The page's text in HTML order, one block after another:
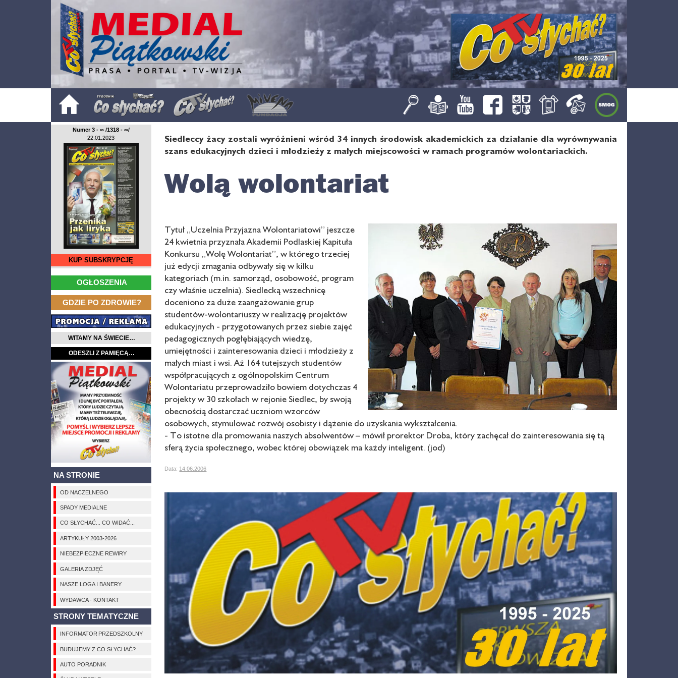
Numer 3 - ∞ /1318 - ∞/
22.01.2023
KUP SUBSKRYPCJĘ
OGŁOSZENIA
GDZIE PO ZDROWIE?
WITAMY NA ŚWIECIE…
ODESZLI Z PAMIĘCĄ…
NA STRONIE
OD NACZELNEGO
SPADY MEDIALNE
CO SŁYCHAĆ... CO WIDAĆ...
ARTYKUŁY 2003-2026
NIEBEZPIECZNE REWIRY
GALERIA ZDJĘĆ
NASZE LOGA I BANERY
WYDAWCA - KONTAKT
STRONY TEMATYCZNE
INFORMATOR PRZEDSZKOLNY
BUDUJEMY Z CO SŁYCHAĆ?
AUTO PORADNIK
Siedleccy żacy zostali wyróżnieni wśród 34 innych środowisk akademickich za działanie dla wyrównywania
szans edukacyjnych dzieci i młodzieży z małych miejscowości w ramach programów wolontariackich.
Wolą wolontariat
Tytuł „Uczelnia Przyjazna Wolontariatowi” jeszcze
24 kwietnia przyznała Akademii Podlaskiej Kapituła
Konkursu „Wolę Wolontariat”, w którego trzeciej
już edycji zmagania odbywały się w kilku
kategoriach (m.in. samorząd, osobowość, program
czy właśnie uczelnia). Siedlecką wszechnicę
doceniono za duże zaangażowanie grup
studentów-wolontariuszy w realizację projektów
edukacyjnych - przygotowanych przez siebie zajęć
pedagogicznych pogłębiających wiedzę,
umiejętności i zainteresowania dzieci i młodzieży z
małych miast i wsi. Aż 164 tutejszych studentów
współpracujących z ogólnopolskim Centrum
Wolontariatu przeprowadziło bowiem dotychczas 4
projekty w 30 szkołach w rejonie Siedlec, by swoją
obecnością dostarczać uczniom wzorców
osobowych, stymulować rozwój osobisty i dążenie do uzyskania wykształcenia.
- To istotne dla promowania naszych absolwentów – mówił prorektor Droba, który zachęcał do zainteresowania się tą
sferą życia społecznego, wobec której obowiązek ma każdy inteligent. (jod)
Data: 14.06.2006